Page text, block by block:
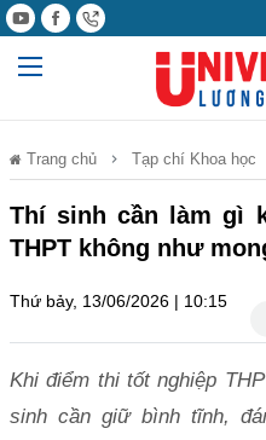
Trang chủ Tạp chí Khoa học
Thí sinh cần làm gì
THPT không như
Thứ bảy, 13/06/2026 | 10:15
Khi điểm thi tốt nghiệp
sinh cần giữ bình tĩnh,